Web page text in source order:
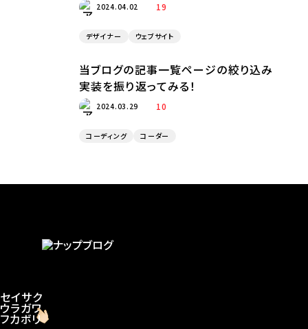
2024.04.02 19
デザイナー ウェブサイト
当ブログの記事一覧ページの絞り込み
実装を振り返ってみる！
2024.03.29 10
コーディング コーダー
セイサク
ウラガワ
フカボリ